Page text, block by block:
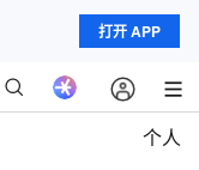
打开 APP
个人